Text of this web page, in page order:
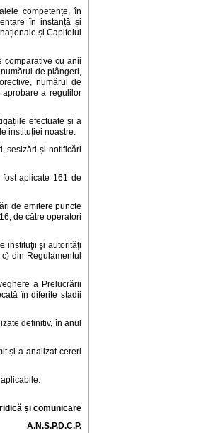
competențe, în
în instanță și
și Capitolul
comparative cu anii
de plângeri,
numărul de
a regulilor
efectuate și a
instituției noastre.
sesizări și notificări
aplicate 161 de
de emitere puncte
de către operatori
instituţii şi autorităţi
din Regulamentul
a Prelucrării
în diferite stadii
definitiv, în anul
și a analizat cereri
legale aplicabile.
și comunicare
A.N.S.P.D.C.P.